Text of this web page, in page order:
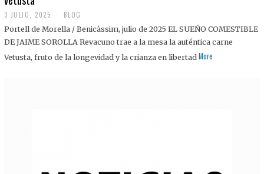
3 JULIO, 2025
J
U
I
BLOG
Portell de Morella / Benicàssim, julio de 2025 EL SUEÑO COMESTIBLE
DE JAIME SOROLLA Revacuno trae a la mesa la auténtica carne
Vetusta, fruto de la longevidad y la crianza en libertad More